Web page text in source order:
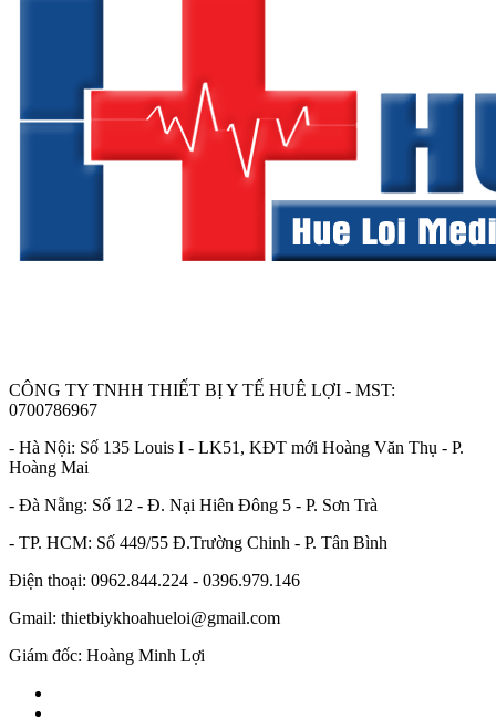
CÔNG TY TNHH THIẾT BỊ Y TẾ HUÊ LỢI - MST:
0700786967
- Hà Nội: Số 135 Louis I - LK51, KĐT mới Hoàng Văn Thụ - P.
Hoàng Mai
- Đà Nẵng: Số 12 - Đ. Nại Hiên Đông 5 - P. Sơn Trà
- TP. HCM: Số 449/55 Đ.Trường Chinh - P. Tân Bình
Điện thoại: 0962.844.224 - 0396.979.146
Gmail: thietbiykhoahueloi@gmail.com
Giám đốc: Hoàng Minh Lợi